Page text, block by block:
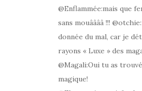
@Enflammée:mais que
sans mouââââ !!!
donnée du mal, car je
rayons « Luxe » des
@Magali:Oui tu as
magique!